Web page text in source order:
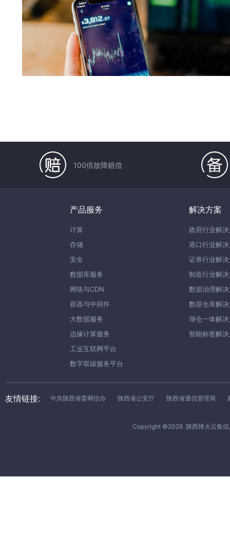
100倍故障赔偿
产品服务
计算
存储
安全
数据库服务
网络与CDN
容器与中间件
大数据服务
边缘计算服务
工业互联网平台
数字双碳服务平台
解决方案
政府行业解
港口行业解
证券行业解
制造行业解
数据治理解
数据仓库解
湖仓一体解
智能标签解
友情链接: 中共陕西省委网信办 陕西省公安厅 陕西省通信管理局
Copyright ©2026 陕西烽火云集